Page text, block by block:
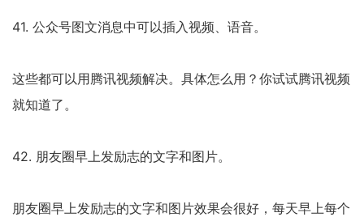
41. 公众号图文消息中可以插入视频、语音。
这些都可以用腾讯视频解决。具体怎么用？你试试腾讯视频
就知道了。
42. 朋友圈早上发励志的文字和图片。
朋友圈早上发励志的文字和图片效果会很好，每天早上每个